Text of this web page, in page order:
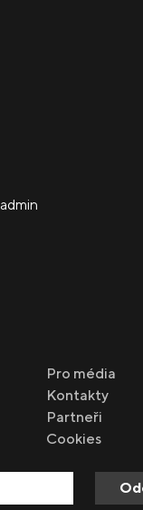
admin
Pro média
Kontakty
Partneři
Cookies